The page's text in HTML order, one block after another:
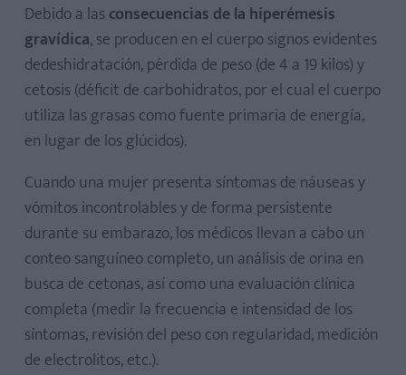
Debido a las consecuencias de la hiperémesis
gravídica, se producen en el cuerpo signos evidentes
dedeshidratación, pérdida de peso (de 4 a 19 kilos) y
cetosis (déficit de carbohidratos, por el cual el cuerpo
utiliza las grasas como fuente primaria de energía,
en lugar de los glúcidos).
Cuando una mujer presenta síntomas de náuseas y
vómitos incontrolables y de forma persistente
durante su embarazo, los médicos llevan a cabo un
conteo sanguíneo completo, un análisis de orina en
busca de cetonas, así como una evaluación clínica
completa (medir la frecuencia e intensidad de los
síntomas, revisión del peso con regularidad, medición
de electrolitos, etc.).